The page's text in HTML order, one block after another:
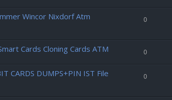
Wincor Nixdorf Atm
0
Cards Cloning Cards ATM 0
CARDS DUMPS+PIN IST File
0